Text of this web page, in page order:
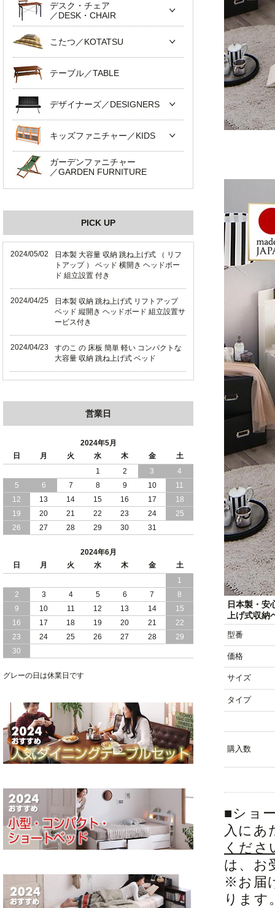
日本製・安
上げ式収
型番
価格
サイズ
タイプ
購入数
■ショ
入にあ
くださ
は、お
※お届
ります
デスク・チェア
／DESK・CHAIR
こたつ／KOTATSU
テーブル／TABLE
デザイナーズ／DESIGNERS
キッズファニチャー／KIDS
ガーデンファニチャー
／GARDEN FURNITURE
PICK UP
2024/05/02
日本製 大容量 収納 跳ね上げ式 （ リフ
トアップ ） ベッド 横開き ヘッドボー
ド 組立設置 付き
2024/04/25
日本製 収納 跳ね上げ式 リフトアップ
ベッド 縦開き ヘッドボード 組立設置サ
ービス付き
2024/04/23
すのこ の 床板 簡単 軽い コンパクトな
大容量 収納 跳ね上げ式 ベッド
2024/03/28
収納 付き 大容量 チェスト ベッド 日本
製 ヘッドボードなし
2024/02/23
畳 の 床面 で 敷き布団 で 寝られる 引き
出し 収納庫 付 大容量 チェスト ベッド
日本製
2024/02/13
床 畳仕様 で 敷き布団 が 使える 引き出
し 収納庫 付き チェスト ベッド 日本製
おすすめ 引出し 収納 付 シンプル ＆ ス
タイリッシュ 国産 日本製 チェスト ベ
2024/02/02
日本製 引出し 収納 と 棚 コンセント が
付いた シンプル デザイン チェスト ベ
ッド
2024/01/24
チェスト ベッド
営業日
2024年5月
日
月 火 水 木 金
土
1
2 3
4
5
6 7 8 9 10
11
12
13 14 15 16 17
18
19
20 21 22 23 24
25
26
27 28 29 30 31
2024年6月
日
月 火 水 木 金
土
1
2
3 4 5 6 7
8
9
10 11 12 13 14
15
16
17 18 19 20 21
22
23
24 25 26 27 28
29
30
グレーの日は休業日です